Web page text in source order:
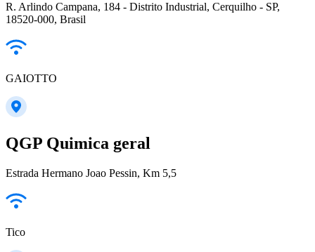
R. Arlindo Campana, 184 - Distrito Industrial, Cerquilho - SP,
18520-000, Brasil
GAIOTTO
QGP Quimica geral
Estrada Hermano Joao Pessin, Km 5,5
Tico